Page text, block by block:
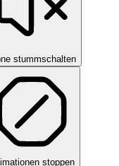
stummschalten
stoppen